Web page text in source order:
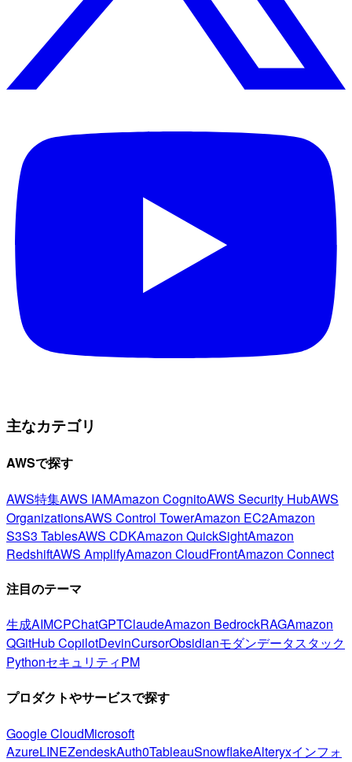
主なカテゴリ
AWSで探す
AWS特集AWS IAMAmazon CognitoAWS Security HubAWS
OrganizationsAWS Control TowerAmazon EC2Amazon
S3S3 TablesAWS CDKAmazon QuickSightAmazon
RedshiftAWS AmplifyAmazon CloudFrontAmazon Connect
注目のテーマ
生成AIMCPChatGPTClaudeAmazon BedrockRAGAmazon
QGitHub CopilotDevinCursorObsidianモダンデータスタック
PythonセキュリティPM
プロダクトやサービスで探す
Google CloudMicrosoft
AzureLINEZendeskAuth0TableauSnowflakeAlteryxインフォ